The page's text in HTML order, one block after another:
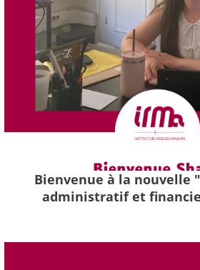
Bienvenue à la nouvelle
administratif et